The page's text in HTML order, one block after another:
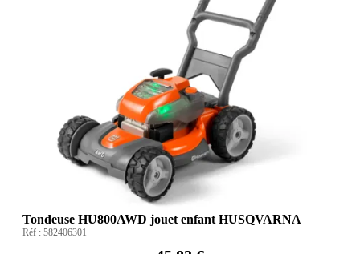
Tondeuse HU800AWD jouet enfant HUSQVARNA
Réf : 582406301